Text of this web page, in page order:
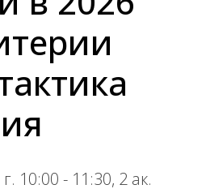
10:00 - 11:30, 2 ак.